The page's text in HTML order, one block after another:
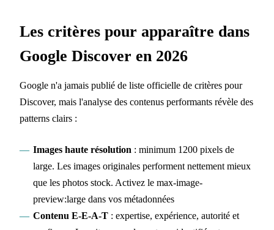
Les critères pour apparaître dans
Google Discover en 2026
Google n'a jamais publié de liste officielle de critères pour
Discover, mais l'analyse des contenus performants révèle des
patterns clairs :
Images haute résolution: minimum 1200 pixels de
large. Les images originales performent nettement mieux
que les photos stock. Activez le max-image-
preview:large dans vos métadonnées
Contenu E-E-A-T: expertise, expérience, autorité et